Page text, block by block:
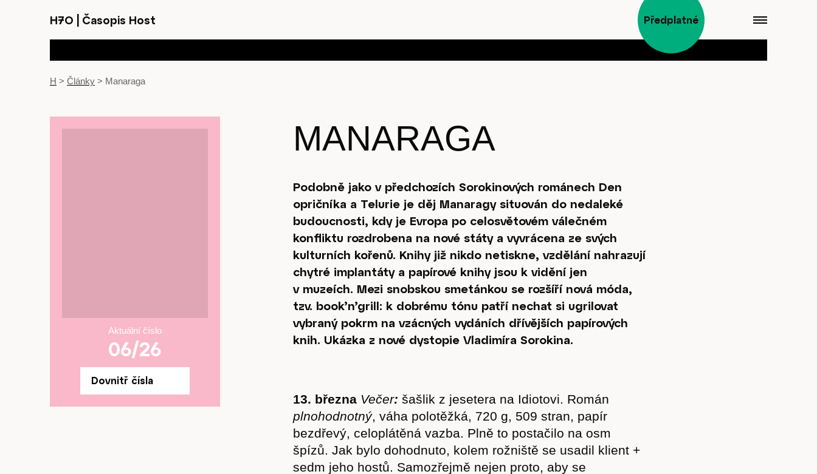
H7O Časopis Host Předplatné
H > Články > Manaraga
Aktuální číslo
06/26
Dovnitř čísla
MANARAGA
Podobně jako v předchozích Sorokinových románech Den
opričníka a Telurie je děj Manaragy situován do nedaleké
budoucnosti, kdy je Evropa po celosvětovém válečném
konfliktu rozdrobena na nové státy a vyvrácena ze svých
kulturních kořenů. Knihy již nikdo netiskne, vzdělání nahrazují
chytré implantáty a papírové knihy jsou k vidění jen
v muzeích. Mezi snobskou smetánkou se rozšíří nová móda,
tzv. book’n’grill: k dobrému tónu patří nechat si ugrilovat
vybraný pokrm na vzácných vydáních dřívějších papírových
knih. Ukázka z nové dystopie Vladimíra Sorokina.
13. března Večer: šašlik z jesetera na Idiotovi. Román
plnohodnotný, váha polotěžká, 720 g, 509 stran, papír
bezdřevý, celoplátěná vazba. Plně to postačilo na osm
špízů. Jak bylo dohodnuto, kolem rožniště se usadil klient +
sedm jeho hostů. Samozřejmě nejen proto, aby se